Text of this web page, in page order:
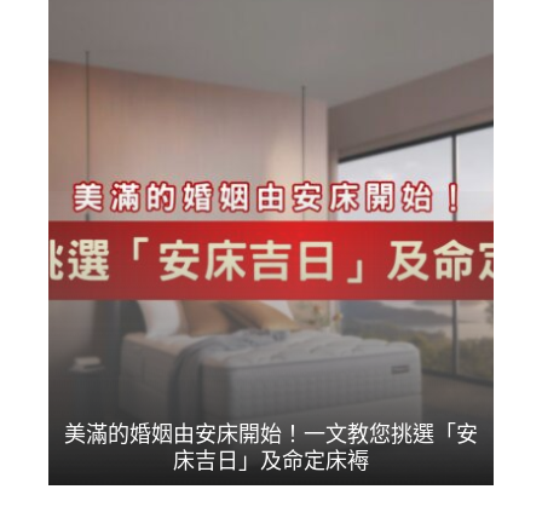
美滿的婚姻由安床開始！一文教您挑選「安
床吉日」及命定床褥